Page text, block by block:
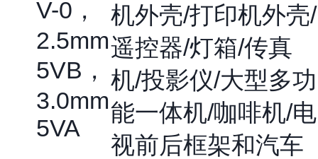
V-0，
2.5mm
5VB，
3.0mm
5VA
机外壳/打印机外壳/
遥控器/灯箱/传真
机/投影仪/大型多功
能一体机/咖啡机/电
视前后框架和汽车